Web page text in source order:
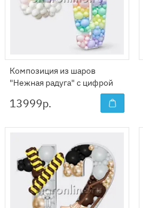
Композиция из шаров
"Нежная радуга" с цифрой
13999р.